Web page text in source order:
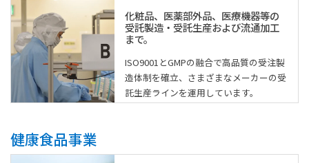
化粧品、医薬部外品、医療機器等の
受託製造・受託生産および流通加工
まで。
ISO9001とGMPの融合で高品質の受注製
造体制を確立、さまざまなメーカーの受
託生産ラインを運用しています。
健康食品事業